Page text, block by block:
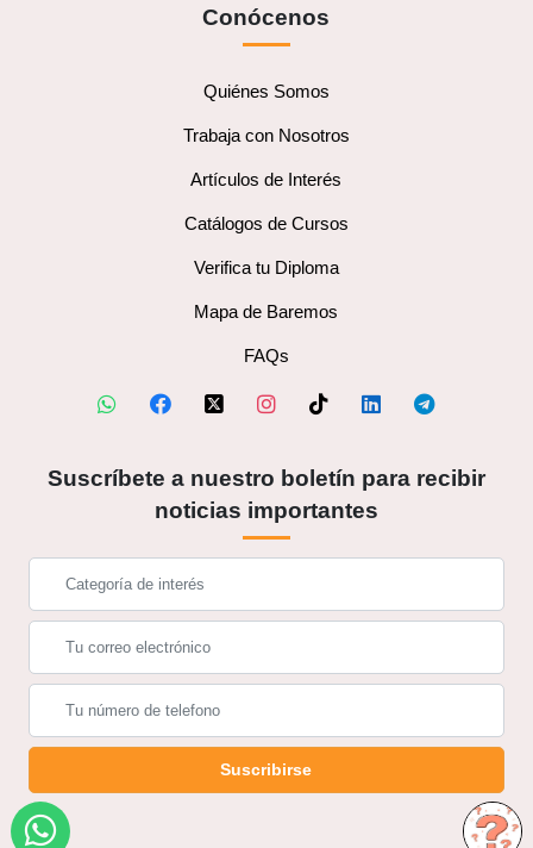
Conócenos
Quiénes Somos
Trabaja con Nosotros
Artículos de Interés
Catálogos de Cursos
Verifica tu Diploma
Mapa de Baremos
FAQs
Suscríbete a nuestro boletín para recibir
noticias importantes
Suscribirse